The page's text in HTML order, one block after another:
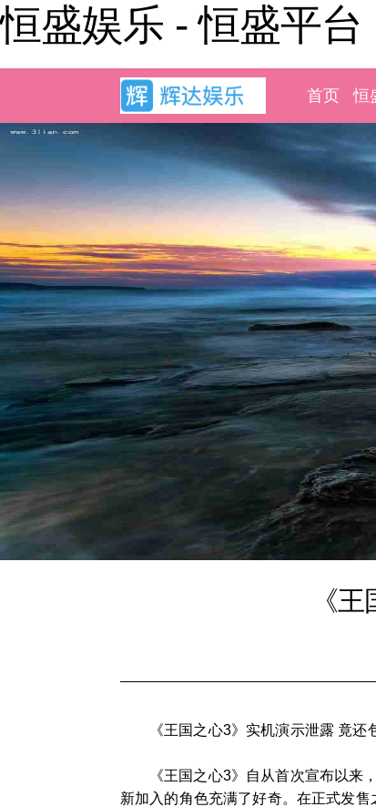
恒盛娱乐 - 恒盛平台
首页 恒
《
《王国之心3》实机演示泄露 竟还
《王国之心3》自从首次宣布以
新加入的角色充满了好奇。在正式发